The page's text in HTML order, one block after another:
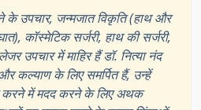
के उपचार, जन्मजात विकृति (हाथ और
कॉस्मेटिक सर्जरी, हाथ की सर्जरी,
उपचार में माहिर हैं डॉ. नित्या नंद
कल्याण के लिए समर्पित हैं, उन्हें
करने में मदद करने के लिए अथक